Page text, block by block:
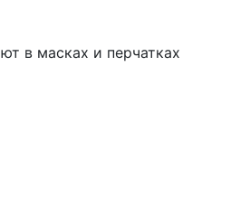
в масках и перчатках